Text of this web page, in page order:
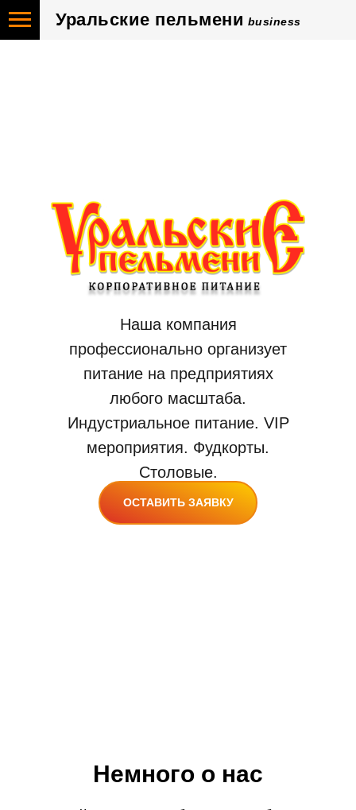
Уральские пельмени business
ОСТАВИТЬ ЗАЯВКУ
Наша компания
профессионально организует
питание на предприятиях
любого масштаба.
Индустриальное питание. VIP
мероприятия. Фудкорты.
Столовые.
Немного о нас